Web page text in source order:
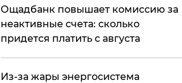
​Ощадбанк повышает комиссию за
неактивные счета: сколько
придется платить с августа
Из-за жары энергосистема